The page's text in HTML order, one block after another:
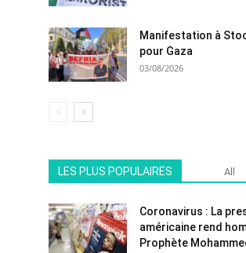
Manifestation à
pour Gaza
03/08/2026
LES PLUS POPULAIRES All
Coronavirus : La
américaine rend